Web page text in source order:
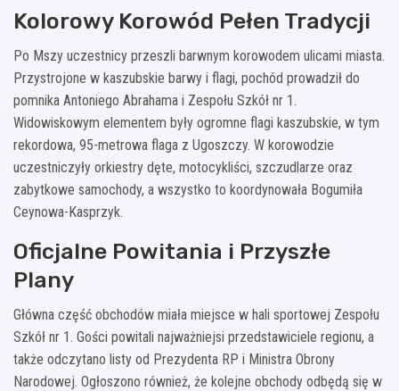
Kolorowy Korowód Pełen Tradycji
Po Mszy uczestnicy przeszli barwnym korowodem ulicami miasta.
Przystrojone w kaszubskie barwy i flagi, pochód prowadził do
pomnika Antoniego Abrahama i Zespołu Szkół nr 1.
Widowiskowym elementem były ogromne flagi kaszubskie, w tym
rekordowa, 95-metrowa flaga z Ugoszczy. W korowodzie
uczestniczyły orkiestry dęte, motocykliści, szczudlarze oraz
zabytkowe samochody, a wszystko to koordynowała Bogumiła
Ceynowa-Kasprzyk.
Oficjalne Powitania i Przyszłe
Plany
Główna część obchodów miała miejsce w hali sportowej Zespołu
Szkół nr 1. Gości powitali najważniejsi przedstawiciele regionu, a
także odczytano listy od Prezydenta RP i Ministra Obrony
Narodowej. Ogłoszono również, że kolejne obchody odbędą się w